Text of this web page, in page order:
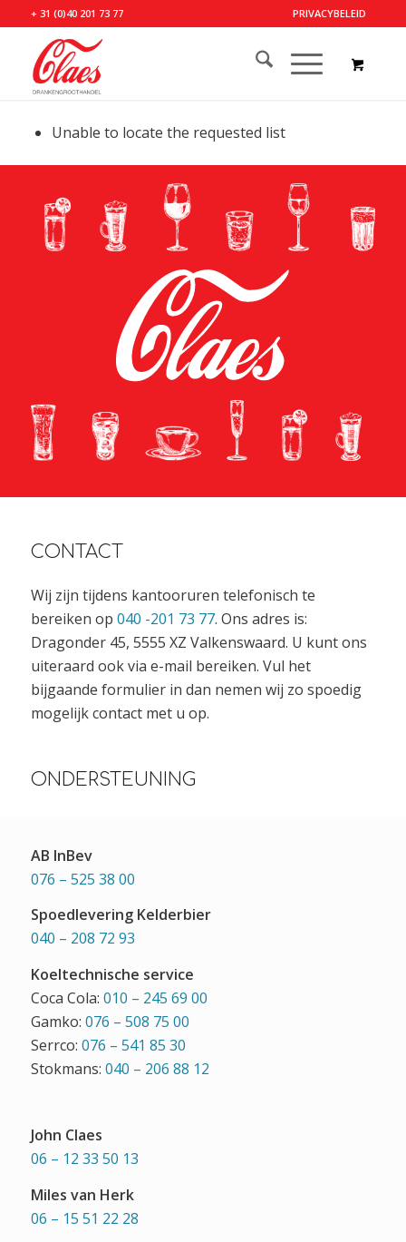
PRIVACYBELEID
+ 31 (0)40 201 73 77
Unable to locate the requested list
CONTACT
Wij zijn tijdens kantooruren telefonisch te
bereiken op 040 -201 73 77. Ons adres is:
Dragonder 45, 5555 XZ Valkenswaard. U kunt ons
uiteraard ook via e-mail bereiken. Vul het
bijgaande formulier in dan nemen wij zo spoedig
mogelijk contact met u op.
ONDERSTEUNING
AB InBev
076 – 525 38 00
Spoedlevering Kelderbier
040 – 208 72 93
Koeltechnische service
Coca Cola: 010 – 245 69 00
Gamko: 076 – 508 75 00
Serrco: 076 – 541 85 30
Stokmans: 040 – 206 88 12
John Claes
06 – 12 33 50 13
Miles van Herk
06 – 15 51 22 28